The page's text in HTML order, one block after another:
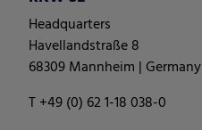
Headquarters
Havellandstraße 8
68309 Mannheim | Germany
T +49 (0) 62 1-18 038-0